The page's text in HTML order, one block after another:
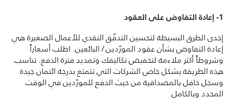
1- إعادة التفاوض على العقود
إحدى الطرق البسيطة لتحسين التدفّق النقدي للأعمال الصغيرة هي
إعادة التفاوض بشأن عقود المورّدين / البائعين. اطلب أسعاراً
وشروطاً أكثر ملاءمة لتخفيض تكاليفك وتمديد فترة الدفع. تناسب
هذه الطريقة بشكل خاص الشركات التي تتمتع بدرجة ائتمان جيدة
وسجل حافل بالمصداقية من حيث الدفع للمورّدين في الوقت
المحدد وبالكامل.